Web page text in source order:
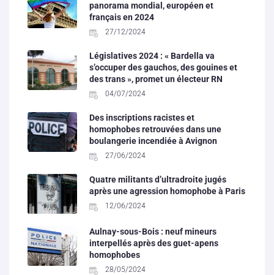
panorama mondial, européen et
français en 2024
27/12/2024
Législatives 2024 : « Bardella va
s’occuper des gauchos, des gouines et
des trans », promet un électeur RN
04/07/2024
Des inscriptions racistes et
homophobes retrouvées dans une
boulangerie incendiée à Avignon
27/06/2024
Quatre militants d’ultradroite jugés
après une agression homophobe à Paris
12/06/2024
Aulnay-sous-Bois : neuf mineurs
interpellés après des guet-apens
homophobes
28/05/2024